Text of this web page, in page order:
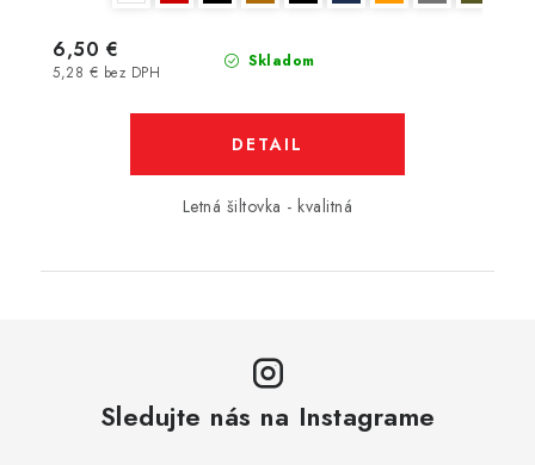
Skladom
5,28 € bez DPH
6,50 €
DETAIL
Letná šiltovka - kvalitná
Sledujte nás na Instagrame